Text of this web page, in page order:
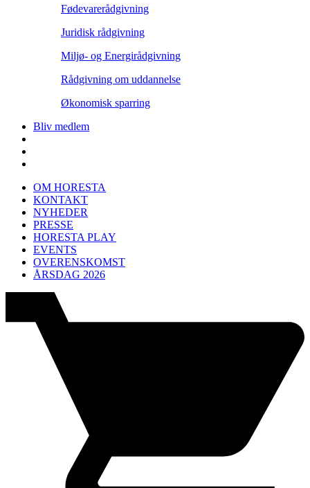
Fødevarerådgivning
Juridisk rådgivning
Miljø- og Energirådgivning
Rådgivning om uddannelse
Økonomisk sparring
Bliv medlem
OM HORESTA
KONTAKT
NYHEDER
PRESSE
HORESTA PLAY
EVENTS
OVERENSKOMST
ÅRSDAG 2026